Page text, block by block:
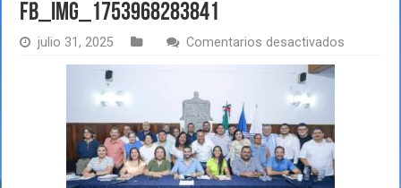
FB_IMG_1753968283841
julio 31, 2025 Comentarios desactivados